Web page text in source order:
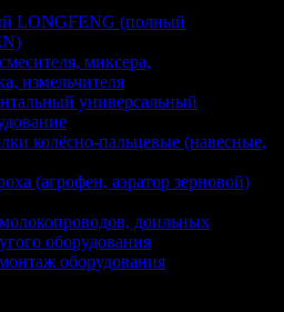
LONGFENG (полный
миксера,
измельчителя
универсальный
колёсно-пальцевые (навесные,
(агрофен, аэратор зерновой)
доильных
оборудования
оборудования